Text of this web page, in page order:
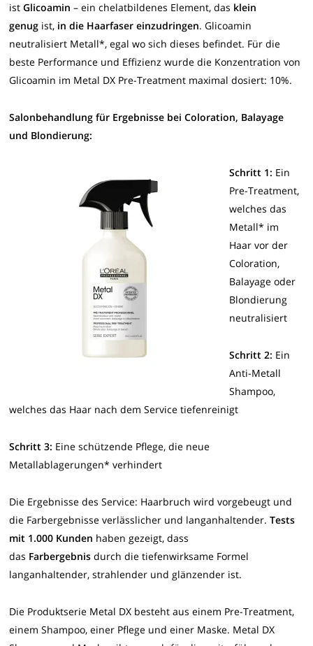
istGlicoamin – ein chelatbildenes Element, das klein
genug ist, in die Haarfaser einzudringen. Glicoamin
neutralisiert Metall*, egal wo sich dieses befindet. Für die
beste Performance und Effizienz wurde die Konzentration von
Glicoamin im Metal DX Pre-Treatment maximal dosiert: 10%.
Salonbehandlung für Ergebnisse bei Coloration, Balayage
und Blondierung:
Schritt 1: Ein
Pre-Treatment,
welches das
Metall* im
Haar vor der
Coloration,
Balayage oder
Blondierung
neutralisiert
Schritt 2: Ein
Anti-Metall
Shampoo,
welches das Haar nach dem Service tiefenreinigt
Schritt 3: Eine schützende Pflege, die neue
Metallablagerungen* verhindert
Die Ergebnisse des Service: Haarbruch wird vorgebeugt und
die Farbergebnisse verlässlicher und langanhaltender.Tests
mit 1.000 Kunden haben gezeigt, dass
das Farbergebnis durch die tiefenwirksame Formel
langanhaltender, strahlender und glänzender ist.
Die Produktserie Metal DX besteht aus einem Pre-Treatment,
einem Shampoo, einer Pflege und einer Maske. Metal DX